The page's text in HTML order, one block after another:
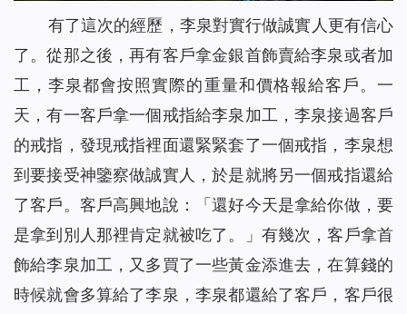
有了這次的經歷，李泉對實行做誠實人更有信心
了。從那之後，再有客戶拿金銀首飾賣給李泉或者加
工，李泉都會按照實際的重量和價格報給客戶。一
天，有一客戶拿一個戒指給李泉加工，李泉接過客戶
的戒指，發現戒指裡面還緊緊套了一個戒指，李泉想
到要接受神鑒察做誠實人，於是就將另一個戒指還給
了客戶。客戶高興地說：「還好今天是拿給你做，要
是拿到別人那裡肯定就被吃了。」有幾次，客戶拿首
飾給李泉加工，又多買了一些黃金添進去，在算錢的
時候就會多算給了李泉，李泉都還給了客戶，客戶很